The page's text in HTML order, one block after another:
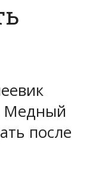
Медный
после